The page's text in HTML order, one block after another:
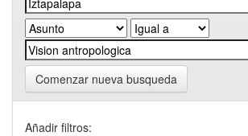
Comenzar nueva busqueda
Añadir filtros: